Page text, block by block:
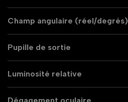
Champ angulaire (réel/degrés)
Pupille de sortie
Luminosité relative